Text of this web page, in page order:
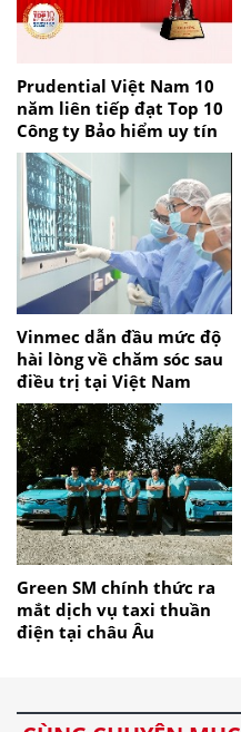
Prudential Việt Nam 10
năm liên tiếp đạt Top 10
Công ty Bảo hiểm uy tín
Vinmec dẫn đầu mức độ
hài lòng về chăm sóc sau
điều trị tại Việt Nam
Green SM chính thức ra
mắt dịch vụ taxi thuần
điện tại châu Âu